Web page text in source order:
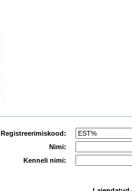
Registreerimiskood:
Nimi:
Kenneli nimi: